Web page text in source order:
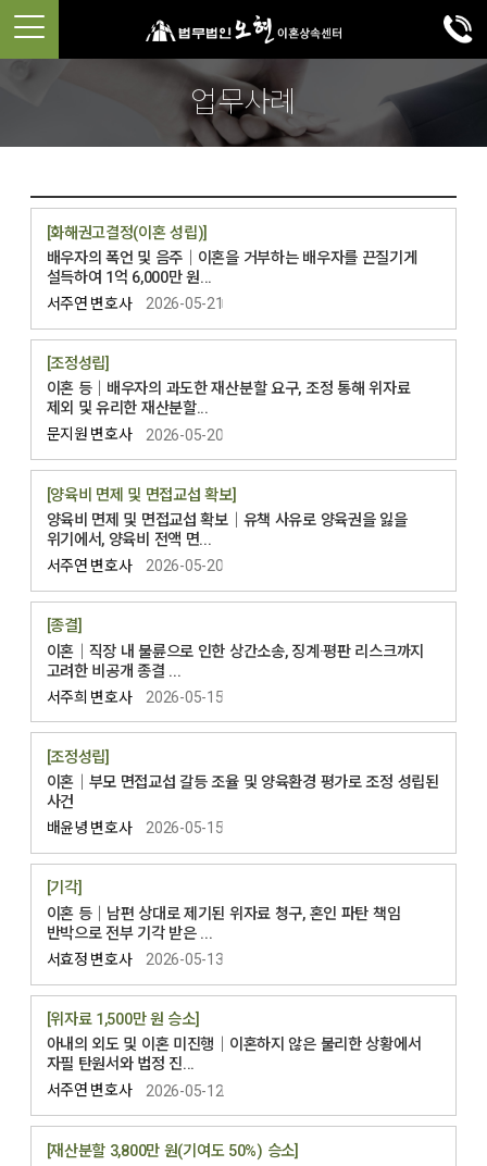
업무사례
[화해권고결정(이혼 성립)]
배우자의 폭언 및 음주│이혼을 거부하는 배우자를 끈질기게
설득하여 1억 6,000만 원...
서주연 변호사 2026-05-21
[조정성립]
이혼 등│배우자의 과도한 재산분할 요구, 조정 통해 위자료
제외 및 유리한 재산분할...
문지원 변호사 2026-05-20
[양육비 면제 및 면접교섭 확보]
양육비 면제 및 면접교섭 확보│유책 사유로 양육권을 잃을
위기에서, 양육비 전액 면...
서주연 변호사 2026-05-20
[종결]
이혼│직장 내 불륜으로 인한 상간소송, 징계·평판 리스크까지
고려한 비공개 종결 ...
서주희 변호사 2026-05-15
[조정성립]
이혼│부모 면접교섭 갈등 조율 및 양육환경 평가로 조정 성립된
사건
배윤녕 변호사 2026-05-15
[기각]
이혼 등│남편 상대로 제기된 위자료 청구, 혼인 파탄 책임
반박으로 전부 기각 받은 ...
서효정 변호사 2026-05-13
[위자료 1,500만 원 승소]
아내의 외도 및 이혼 미진행│이혼하지 않은 불리한 상황에서
자필 탄원서와 법정 진...
서주연 변호사 2026-05-12
[재산분할 3,800만 원(기여도 50%) 승소]